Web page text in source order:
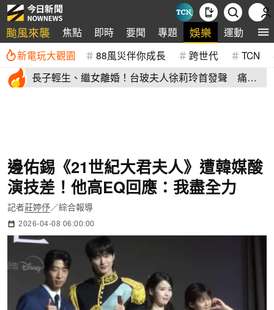
颱風來襲 焦點 即時 要聞 專題 娛樂 運動 全
新電玩大觀園 88風災伴你成長 跨世代 TCN
長子輕生、繼女離婚！台玻夫人徐莉玲首發聲 痛揭
邊佑錫《21世紀大君夫人》遭韓媒酸
演技差！他高EQ回應：我盡全力
記者莊婷伃／綜合報導
2026-04-08 06:00:00